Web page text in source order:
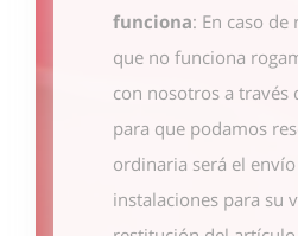
funciona: En caso
que no funciona
con nosotros a través
para que podamos
ordinaria será el
instalaciones para su